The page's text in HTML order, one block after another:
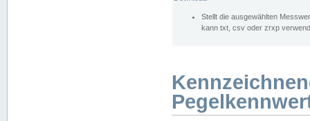
Stellt die ausgewählten
kann txt, csv oder zrxp